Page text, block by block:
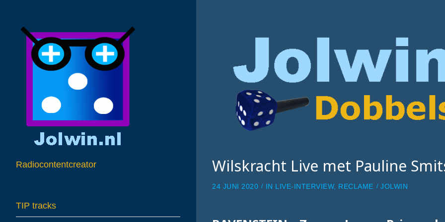
Radiocontentcreator
TIP tracks
Wilskracht Live met Pauline
24 JUNI 2020 IN LIVE-INTERVIEW, RECLAME JOLWIN